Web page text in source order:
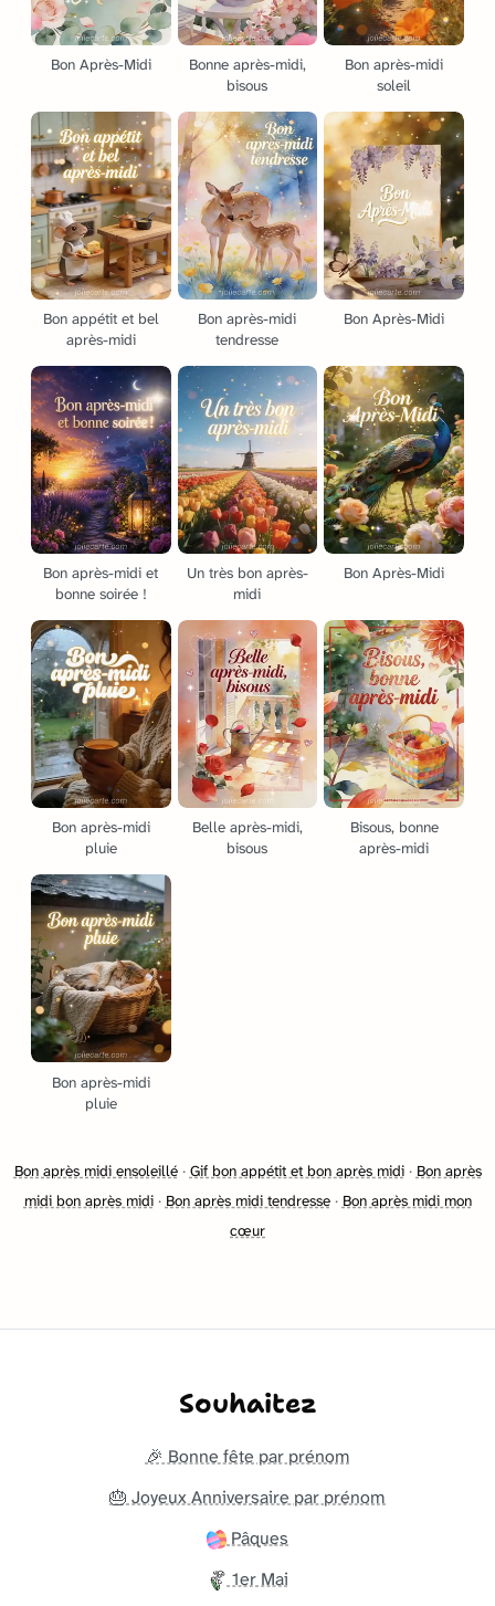
Bon Après-Midi
Bonne après-midi,
bisous
Bon après-midi
soleil
Bon appétit et bel
après-midi
Bon après-midi
tendresse
Bon Après-Midi
Bon après-midi et
bonne soirée !
Un très bon après-
midi
Bon Après-Midi
Bon après-midi
pluie
Belle après-midi,
bisous
Bisous, bonne
après-midi
Bon après-midi
pluie
Bon après midi ensoleillé· Gif bon appétit et bon après midi· Bon après
midi bon après midi· Bon après midi tendresse· Bon après midi mon
cœur
Souhaitez
🎉 Bonne fête par prénom
🎂 Joyeux Anniversaire par prénom
Pâques
1er Mai